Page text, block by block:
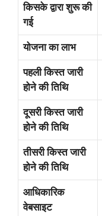
किसके द्वारा शुरू की
गई
योजना का लाभ
पहली किस्त जारी
होने की तिथि
दूसरी किस्त जारी
होने की तिथि
तीसरी किस्त जारी
होने की तिथि
आधिकारिक
वेबसाइट